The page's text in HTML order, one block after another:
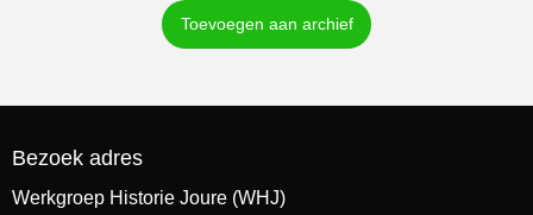
Toevoegen aan archief
Bezoek adres
Werkgroep Historie Joure (WHJ)